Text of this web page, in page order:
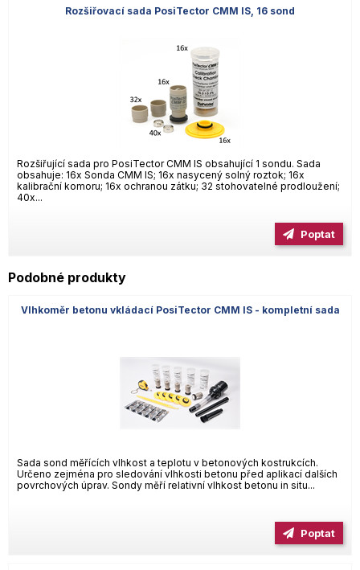
Rozšiřovací sada PosiTector CMM IS, 16 sond
Rozšiřující sada pro PosiTector CMM IS obsahující 1 sondu. Sada
obsahuje: 16x Sonda CMM IS; 16x nasycený solný roztok; 16x
kalibrační komoru; 16x ochranou zátku; 32 stohovatelné prodloužení;
40x...
Poptat
Podobné produkty
Vlhkoměr betonu vkládací PosiTector CMM IS - kompletní sada
Sada sond měřících vlhkost a teplotu v betonových kostrukcích.
Určeno zejména pro sledování vlhkosti betonu před aplikací dalších
povrchových úprav. Sondy měří relativní vlhkost betonu in situ...
Poptat